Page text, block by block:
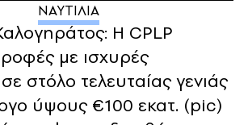
ΝΑΥΤΙΛΙΑ
Η CPLP
με ισχυρές
στόλο τελευταίας γενιάς
ύψους €100 εκατ. (pic)